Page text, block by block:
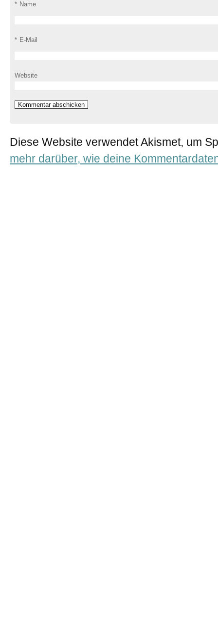
Name
*
E-Mail
*
Website
Diese Website verwendet Akismet, um
mehr darüber, wie deine